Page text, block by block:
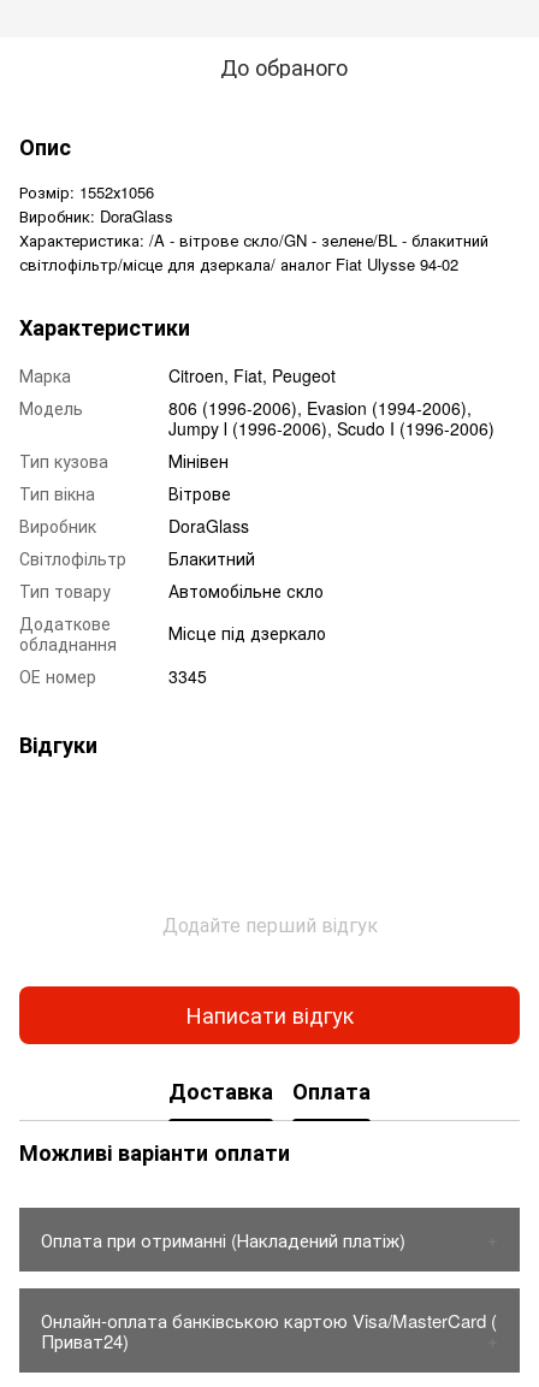
До обраного
Опис
Розмір: 1552х1056
Виробник: DoraGlass
Характеристика: /A - вітрове скло/GN - зелене/BL - блакитний
світлофільтр/місце для дзеркала/ аналог Fiat Ulysse 94-02
Характеристики
Марка
Citroen, Fiat, Peugeot
Модель
806 (1996-2006), Evasion (1994-2006),
Jumpy І (1996-2006), Scudo I (1996-2006)
Тип кузова
Мінівен
Тип вікна
Вітрове
Виробник
DoraGlass
Світлофільтр
Блакитний
Тип товару
Автомобільне скло
Додаткове
обладнання
Місце під дзеркало
ОЕ номер
3345
Відгуки
Додайте перший відгук
Написати відгук
Доставка
Оплата
Можливі варіанти оплати
Оплата при отриманні (Накладений платіж)
1. Товар оплачується тільки на карту Приват банку.
- Вартість товару до 150грн.
2. Товар відправляється тільки по предоплаті
Онлайн-оплата банківською картою Visa/MasterCard (
Приват24)